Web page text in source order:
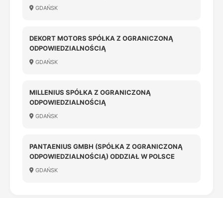
GDAŃSK
DEKORT MOTORS SPÓŁKA Z OGRANICZONĄ
ODPOWIEDZIALNOŚCIĄ
GDAŃSK
MILLENIUS SPÓŁKA Z OGRANICZONĄ
ODPOWIEDZIALNOŚCIĄ
GDAŃSK
PANTAENIUS GMBH (SPÓŁKA Z OGRANICZONĄ
ODPOWIEDZIALNOŚCIĄ) ODDZIAŁ W POLSCE
GDAŃSK